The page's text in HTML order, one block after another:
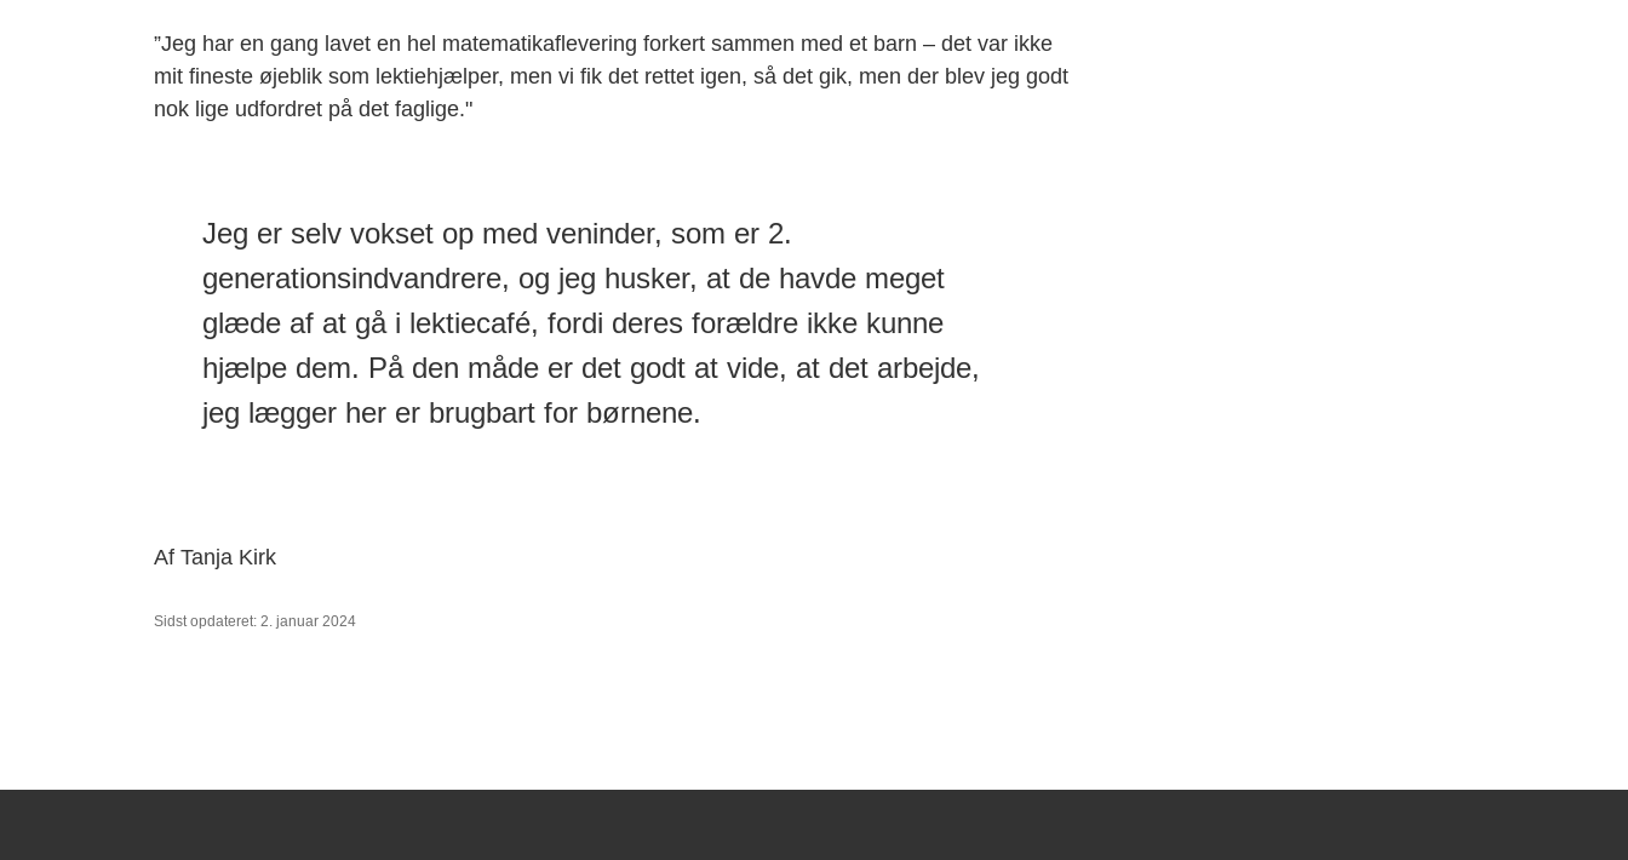
”Jeg har en gang lavet en hel matematikaflevering forkert sammen med et barn – det var ikke
mit fineste øjeblik som lektiehjælper, men vi fik det rettet igen, så det gik, men der blev jeg godt
nok lige udfordret på det faglige."
Jeg er selv vokset op med veninder, som er 2.
generationsindvandrere, og jeg husker, at de havde meget
glæde af at gå i lektiecafé, fordi deres forældre ikke kunne
hjælpe dem. På den måde er det godt at vide, at det arbejde,
jeg lægger her er brugbart for børnene.
Af Tanja Kirk
Sidst opdateret: 2. januar 2024